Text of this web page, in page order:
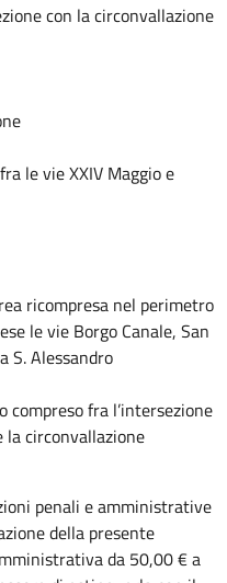
con la circonvallazione
le vie XXIV Maggio e
ricompresa nel perimetro
le vie Borgo Canale, San
S. Alessandro
fra l’intersezione
la circonvallazione
penali e amministrative
della presente
da 50,00 € a